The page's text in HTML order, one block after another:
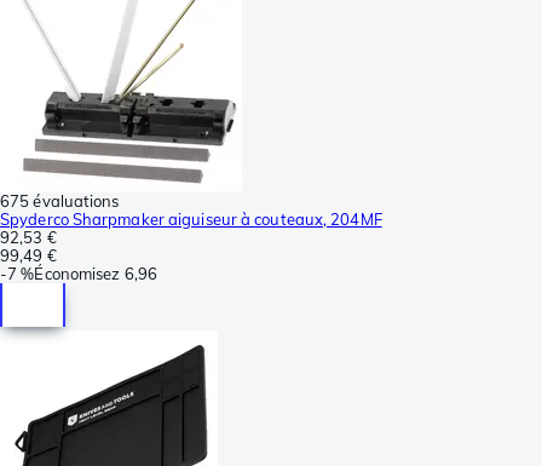
675 évaluations
Spyderco Sharpmaker aiguiseur à couteaux, 204MF
92,53 €
99,49 €
-7 %Économisez 6,96